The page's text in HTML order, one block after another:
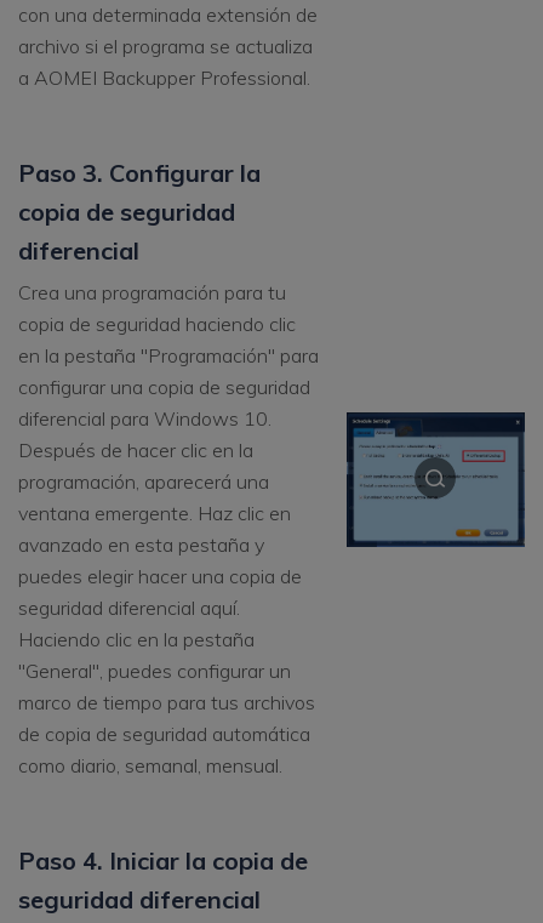
con una determinada extensión de
archivo si el programa se actualiza
a AOMEI Backupper Professional.
Paso 3. Configurar la
copia de seguridad
diferencial
Crea una programación para tu
copia de seguridad haciendo clic
en la pestaña "Programación" para
configurar una copia de seguridad
diferencial para Windows 10.
Después de hacer clic en la
programación, aparecerá una
ventana emergente. Haz clic en
avanzado en esta pestaña y
puedes elegir hacer una copia de
seguridad diferencial aquí.
Haciendo clic en la pestaña
"General", puedes configurar un
marco de tiempo para tus archivos
de copia de seguridad automática
como diario, semanal, mensual.
Paso 4. Iniciar la copia de
seguridad diferencial